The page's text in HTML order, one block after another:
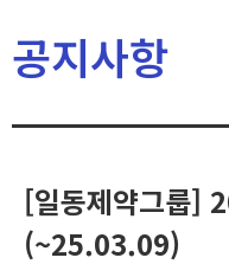
공지사항
[일동제약그룹]
(~25.03.09)